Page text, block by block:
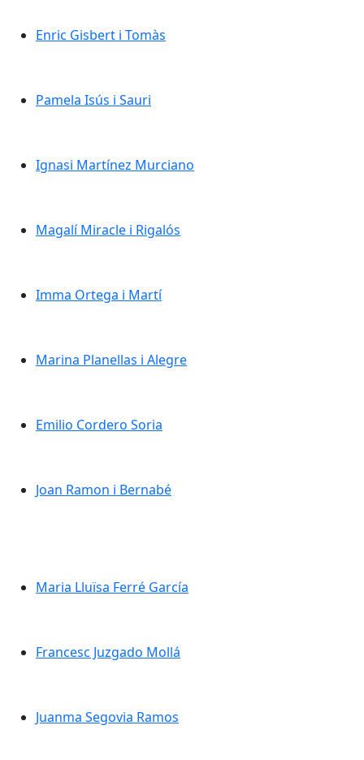
Enric Gisbert i Tomàs
Enric Gisbert i Tomàs
Pamela Isús i Sauri
Pamela Isús i Sauri
Ignasi Martínez Murciano
Ignasi Martínez Murciano
Magalí Miracle i Rigalós
Magalí Miracle i Rigalós
Imma Ortega i Martí
Imma Ortega i Martí
Marina Planellas i Alegre
Marina Planellas i Alegre
Emilio Cordero Soria
Emilio Cordero Soria
Joan Ramon i Bernabé
Joan Ramon i Bernabé
Maria Lluïsa Ferré García
Maria Lluïsa Ferré García
Francesc Juzgado Mollá
Francesc Juzgado Mollá
Juanma Segovia Ramos
Juanma Segovia Ramos